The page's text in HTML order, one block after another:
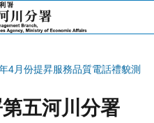
4月份提昇服務品質電話禮貌測
五河川分署